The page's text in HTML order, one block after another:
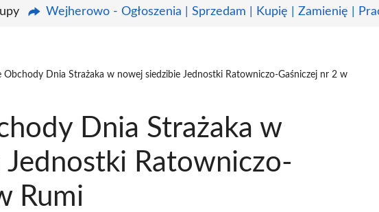
Wejherowo - Ogłoszenia | Sprzedam | Kupię | Zamienię |
Obchody Dnia Strażaka w nowej siedzibie Jednostki Ratowniczo-Gaśniczej nr 2 w
Dnia Strażaka w
Ratowniczo-
Rumi